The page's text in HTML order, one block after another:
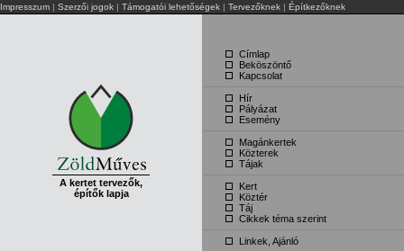
Impresszum | Szerzői jogok | Támogatói lehetőségek | Tervezőknek | Építkezőknek
A kertet tervezők,
építők lapja
Címlap
Beköszöntő
Kapcsolat
Hír
Pályázat
Esemény
Magánkertek
Közterek
Tájak
Kert
Köztér
Táj
Cikkek téma szerint
Linkek, Ajánló